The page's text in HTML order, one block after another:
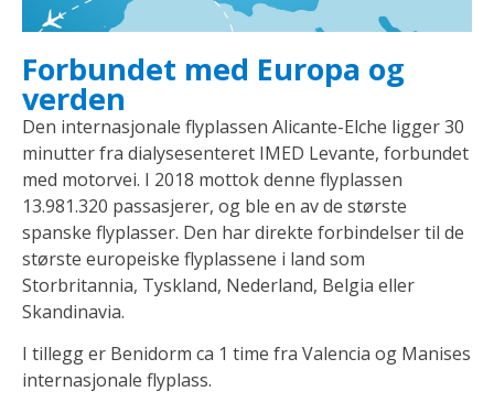
Forbundet med Europa og
verden
Den internasjonale flyplassen Alicante-Elche ligger 30
minutter fra dialysesenteret IMED Levante, forbundet
med motorvei. I 2018 mottok denne flyplassen
13.981.320 passasjerer, og ble en av de største
spanske flyplasser. Den har direkte forbindelser til de
største europeiske flyplassene i land som
Storbritannia, Tyskland, Nederland, Belgia eller
Skandinavia.
I tillegg er Benidorm ca 1 time fra Valencia og Manises
internasjonale flyplass.